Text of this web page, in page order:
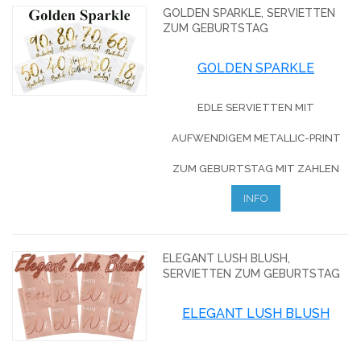
GOLDEN SPARKLE, SERVIETTEN
ZUM GEBURTSTAG
GOLDEN SPARKLE
EDLE SERVIETTEN MIT
AUFWENDIGEM METALLIC-PRINT
ZUM GEBURTSTAG MIT ZAHLEN
INFO
ELEGANT LUSH BLUSH,
SERVIETTEN ZUM GEBURTSTAG
ELEGANT LUSH BLUSH